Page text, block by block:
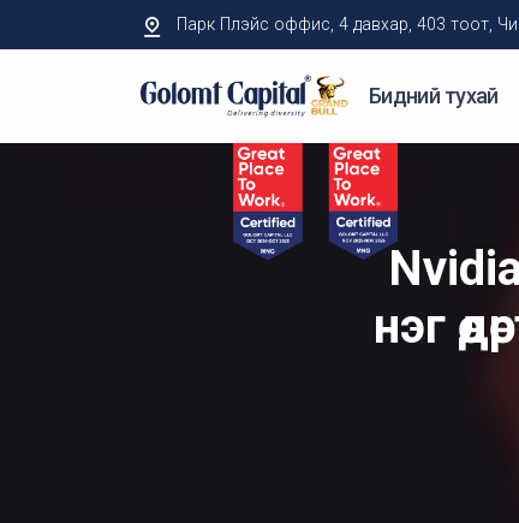
Парк Плэйс оффис, 4 давхар, 403 тоот,
Бидний тухай
нэг